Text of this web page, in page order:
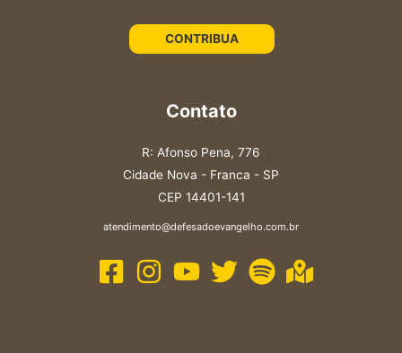
CONTRIBUA
Contato
R: Afonso Pena, 776
Cidade Nova - Franca - SP
CEP 14401-141
atendimento@defesadoevangelho.com.br